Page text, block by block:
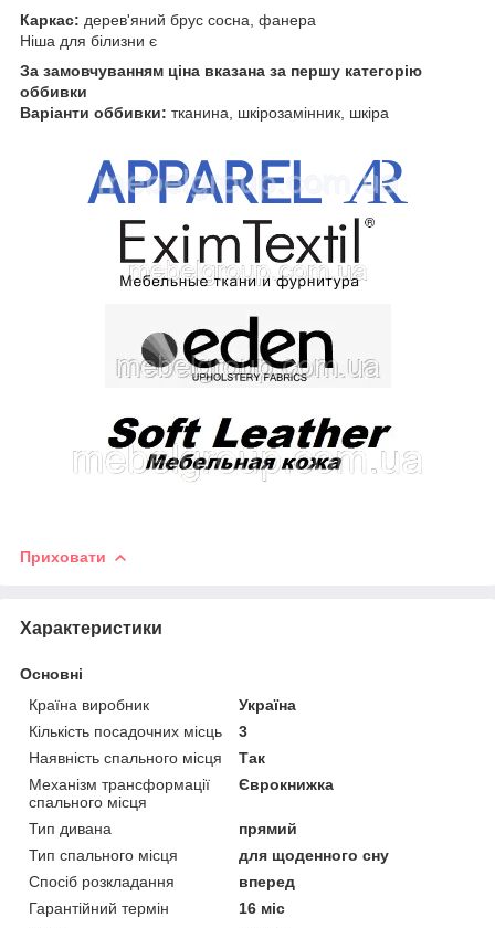
Каркас: дерев'яний брус сосна, фанера
Ніша для білизни є
За замовчуванням ціна вказана за першу категорію
оббивки
Варіанти оббивки: тканина, шкірозамінник, шкіра
Приховати
Характеристики
Основні
Країна виробник
Україна
Кількість посадочних місць
3
Наявність спального місця
Так
Механізм трансформації
спального місця
Єврокнижка
Тип дивана
прямий
Тип спального місця
для щоденного сну
Спосіб розкладання
вперед
Гарантійний термін
16 міс